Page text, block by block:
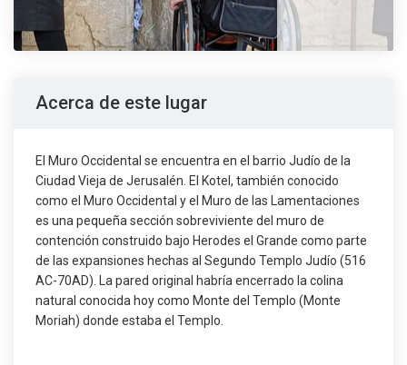
Acerca de este lugar
El Muro Occidental se encuentra en el barrio Judío de la
Ciudad Vieja de Jerusalén. El Kotel, también conocido
como el Muro Occidental y el Muro de las Lamentaciones
es una pequeña sección sobreviviente del muro de
contención construido bajo Herodes el Grande como parte
de las expansiones hechas al Segundo Templo Judío (516
AC-70AD). La pared original habría encerrado la colina
natural conocida hoy como Monte del Templo (Monte
Moriah) donde estaba el Templo.